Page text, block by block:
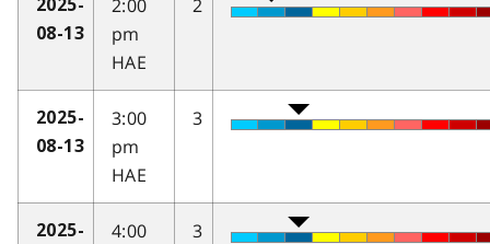
2025-
08-13
2:00
pm
HAE
2
2025-
08-13
3:00
pm
HAE
3
2025-
4:00
3